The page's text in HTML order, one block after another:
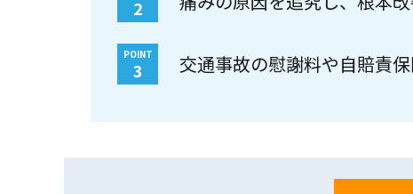
2
POINT
3 交通事故の慰謝料や自賠責